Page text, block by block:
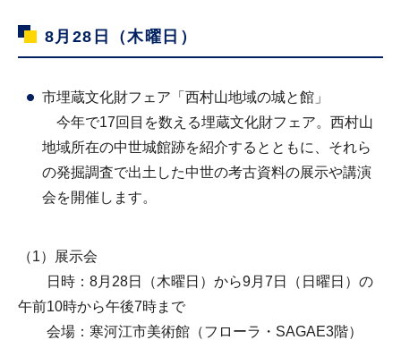
8月28日（木曜日）
市埋蔵文化財フェア「西村山地域の城と館」
今年で17回目を数える埋蔵文化財フェア。西村山
地域所在の中世城館跡を紹介するとともに、それら
の発掘調査で出土した中世の考古資料の展示や講演
会を開催します。
（1）展示会
日時：8月28日（木曜日）から9月7日（日曜日）の
午前10時から午後7時まで
会場：寒河江市美術館（フローラ・SAGAE3階）